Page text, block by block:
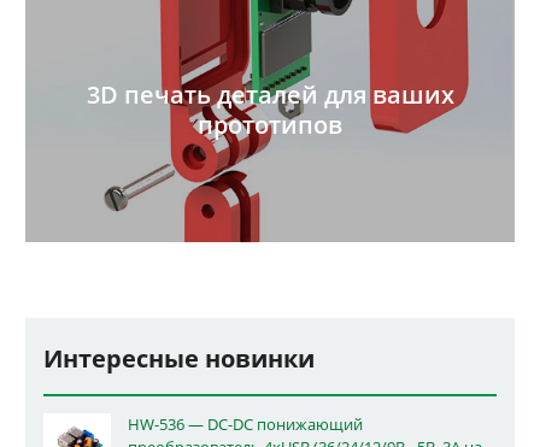
3D печать деталей для ваших
прототипов
Интересные новинки
HW-536 — DC-DC понижающий